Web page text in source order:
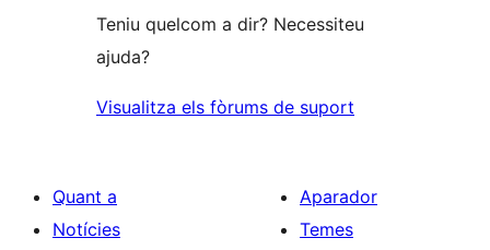
Teniu quelcom a dir? Necessiteu
ajuda?
Visualitza els fòrums de suport
Quant a
Notícies
Aparador
Temes